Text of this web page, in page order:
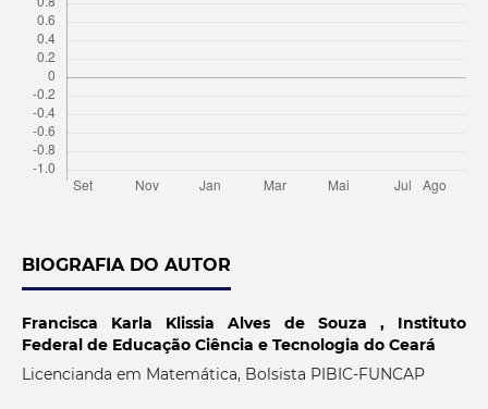
BIOGRAFIA DO AUTOR
Francisca Karla Klissia Alves de Souza , Instituto
Federal de Educação Ciência e Tecnologia do Ceará
Licencianda em Matemática, Bolsista PIBIC-FUNCAP